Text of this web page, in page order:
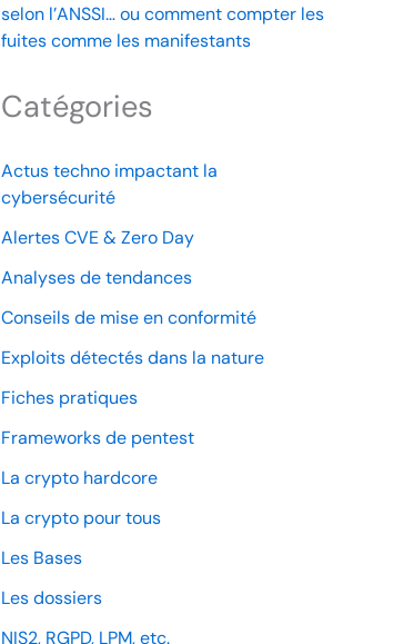
selon l’ANSSI… ou comment compter les
fuites comme les manifestants
Catégories
Actus techno impactant la
cybersécurité
Alertes CVE & Zero Day
Analyses de tendances
Conseils de mise en conformité
Exploits détectés dans la nature
Fiches pratiques
Frameworks de pentest
La crypto hardcore
La crypto pour tous
Les Bases
Les dossiers
NIS2, RGPD, LPM, etc.